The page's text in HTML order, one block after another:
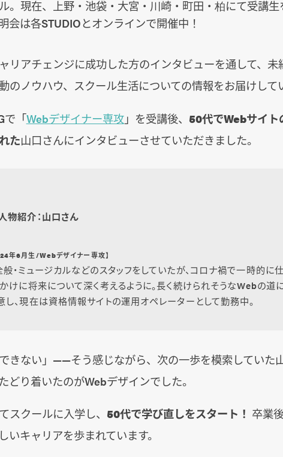
。現在、上野・池袋・大宮・川崎・町田・柏にて受講生
会は各STUDIOとオンラインで開催中！
リアチェンジに成功した方のインタビューを通して、未
のノウハウ、スクール生活についての情報をお届けして
で「Webデザイナー専攻」を受講後、 50代でWebサイト
た山口さんにインタビューさせていただきました。
物紹介：山口さん
年6月生/Webデザイナー専攻】
・ミュージカルなどのスタッフをしていたが、コロナ禍で一時的に
けに将来について深く考えるように。長く続けられそうなWebの道
し、現在は資格情報サイトの運用オペレーターとして勤務中。
できない」――そう感じながら、次の一歩を模索していた
どり着いたのがWebデザインでした。
スクールに入学し、 50代で学び直しをスタート！ 卒業
いキャリアを歩まれています。